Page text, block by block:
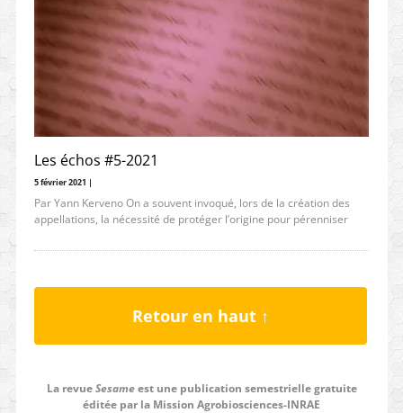
Les échos #5-2021
5 février 2021 |
Par Yann Kerveno On a souvent invoqué, lors de la création des
appellations, la nécessité de protéger l’origine pour pérenniser
Retour en haut ↑
La revueSesameest une publication semestrielle gratuite
éditée par la Mission Agrobiosciences-INRAE